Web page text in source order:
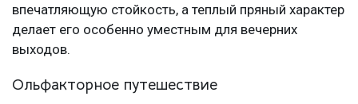
впечатляющую стойкость, а теплый пряный характер
делает его особенно уместным для вечерних
выходов.
Ольфакторное путешествие